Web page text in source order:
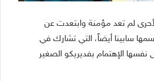
لم تعد مؤمنة وابتعدت عن
سابينا أيضاً، التي تشارك في
الإهتمام بفديريكو الصغير